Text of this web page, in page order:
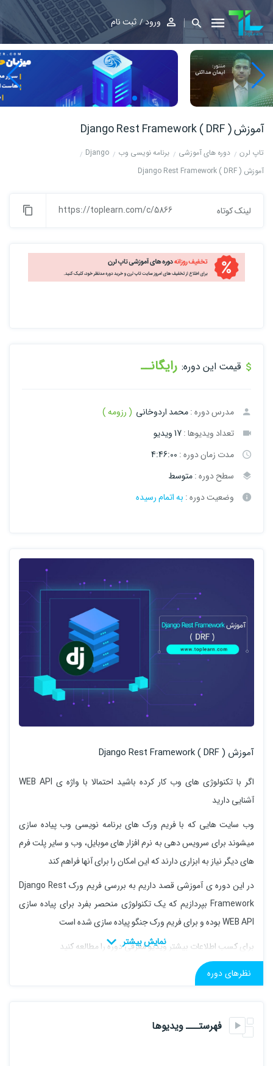
ورود ثبت نام
آموزش Django Rest Framework ( DRF )
تاپ لرن دوره های آموزشی برنامه نویسی وب
Django
آموزش Django Rest Framework ( DRF )
لینک کوتاه https://toplearn.com/c/5866
قیمت این دوره: رایگانــ
مدرس دوره :محمد اردوخانی ( رزومه )
تعداد ویدیوها :17 ویدیو
مدت زمان دوره : 4:46:00
سطح دوره :متوسط
وضعیت دوره : به اتمام رسیده
آموزش Django Rest Framework ( DRF )
اگر با تکنولوژی های وب کار کرده باشید احتمالا با واژه ی WEB API
آشنایی دارید
وب سایت هایی که با فریم ورک های برنامه نویسی وب پیاده سازی
میشوند برای سرویس دهی به نرم افزار های موبایل، وب و سایر پلت فرم
های دیگر نیاز به ابزاری دارند که این امکان را برای آنها فراهم کند
در این دوره ی آموزشی قصد داریم به بررسی فریم ورک Django Rest
Framework بپردازیم که یک تکنولوژی منحصر بفرد برای پیاده سازی
WEB API بوده و برای فریم ورک جنگو پیاده سازی شده است
برای کسب اطلاعات بیشتر ویدیو معرفی دوره را مطالعه کنید
نظرهای دوره
فهرستـــ ویدیوها